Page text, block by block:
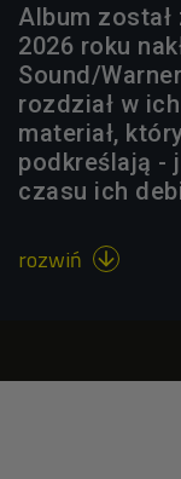
Album
2026 roku
Sound/
rozdział w
materiał,
podkreślają -
czasu ich
rozwiń 